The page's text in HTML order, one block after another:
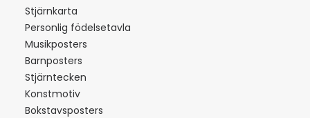
Stjärnkarta
Personlig födelsetavla
Musikposters
Barnposters
Stjärntecken
Konstmotiv
Bokstavsposters